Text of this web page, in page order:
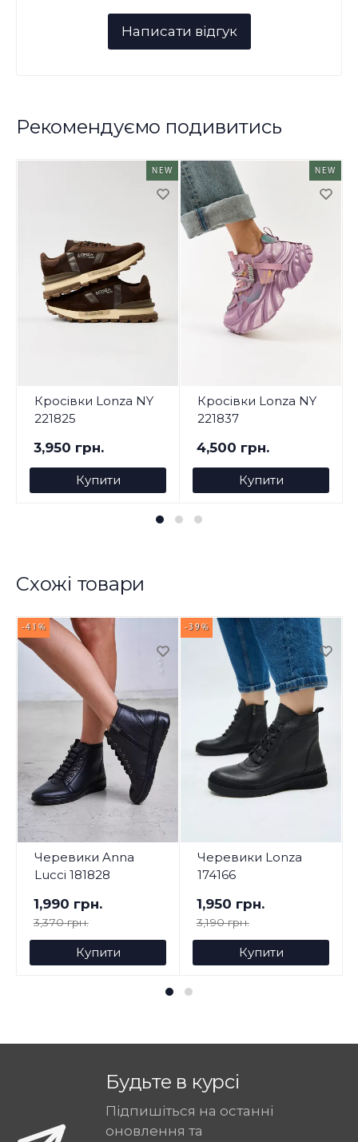
Рекомендуємо подивитись
NEW
Кросівки Lonza NY
221825
3,950 грн.
Купити
NEW
Кросівки Lonza NY
221837
4,500 грн.
Купити
Схожі товари
-41%
Черевики Anna
Lucci 181828
1,990 грн.
3,370 грн.
Купити
-39%
Черевики Lonza
174166
1,950 грн.
3,190 грн.
Купити
Будьте в курсі
Підпишіться на останні
оновлення та